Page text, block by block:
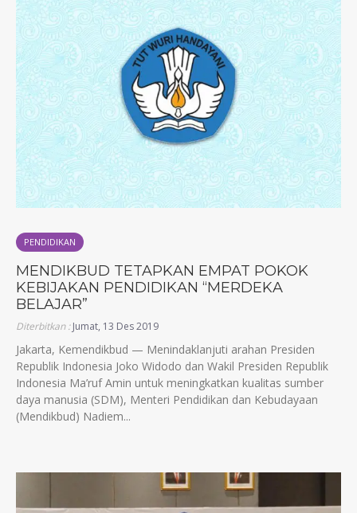
PENDIDIKAN
MENDIKBUD TETAPKAN EMPAT POKOK
KEBIJAKAN PENDIDIKAN “MERDEKA
BELAJAR”
Diterbitkan :Jumat, 13 Des 2019
Jakarta, Kemendikbud — Menindaklanjuti arahan Presiden
Republik Indonesia Joko Widodo dan Wakil Presiden Republik
Indonesia Ma’ruf Amin untuk meningkatkan kualitas sumber
daya manusia (SDM), Menteri Pendidikan dan Kebudayaan
(Mendikbud) Nadiem...